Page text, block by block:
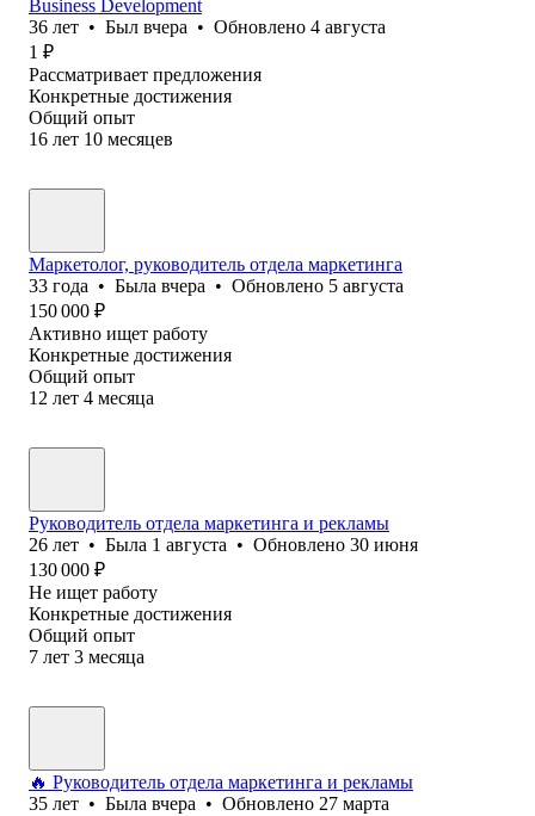
Business Development
36 лет • Был вчера • Обновлено 4 августа
1 ₽
Рассматривает предложения
Конкретные достижения
Общий опыт
16 лет 10 месяцев
Маркетолог, руководитель отдела маркетинга
33 года • Была вчера • Обновлено 5 августа
150 000 ₽
Активно ищет работу
Конкретные достижения
Общий опыт
12 лет 4 месяца
Руководитель отдела маркетинга и рекламы
26 лет • Была 1 августа • Обновлено 30 июня
130 000 ₽
Не ищет работу
Конкретные достижения
Общий опыт
7 лет 3 месяца
🔥 Руководитель отдела маркетинга и рекламы
35 лет • Была вчера • Обновлено 27 марта